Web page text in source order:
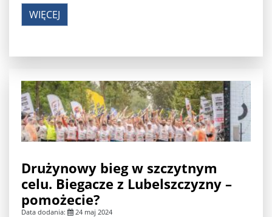
WIĘCEJ
Drużynowy bieg w szczytnym
celu. Biegacze z Lubelszczyzny –
pomożecie?
Data dodania: 24 maj 2024